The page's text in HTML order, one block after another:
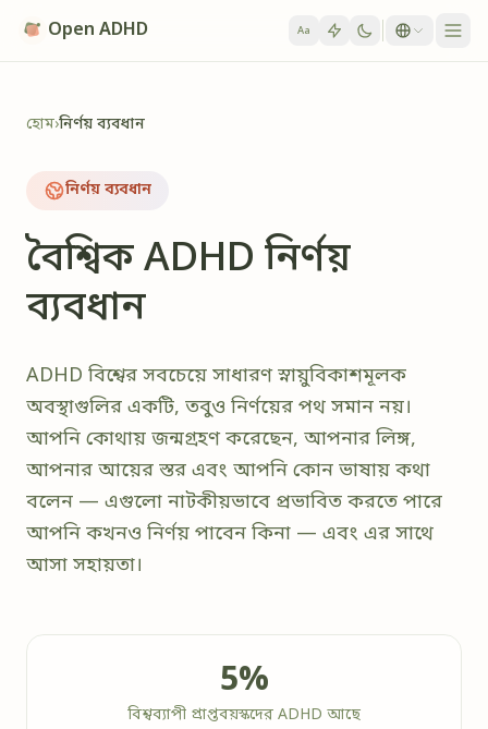
Open ADHD Aa
হোম›নির্ণয় ব্যবধান
নির্ণয় ব্যবধান
বৈশ্বিক ADHD নির্ণয়
ব্যবধান
ADHD বিশ্বের সবচেয়ে সাধারণ স্নায়ুবিকাশমূলক
অবস্থাগুলির একটি, তবুও নির্ণয়ের পথ সমান নয়।
আপনি কোথায় জন্মগ্রহণ করেছেন, আপনার লিঙ্গ,
আপনার আয়ের স্তর এবং আপনি কোন ভাষায় কথা
বলেন — এগুলো নাটকীয়ভাবে প্রভাবিত করতে পারে
আপনি কখনও নির্ণয় পাবেন কিনা — এবং এর সাথে
আসা সহায়তা।
5%
বিশ্বব্যাপী প্রাপ্তবয়স্কদের ADHD আছে